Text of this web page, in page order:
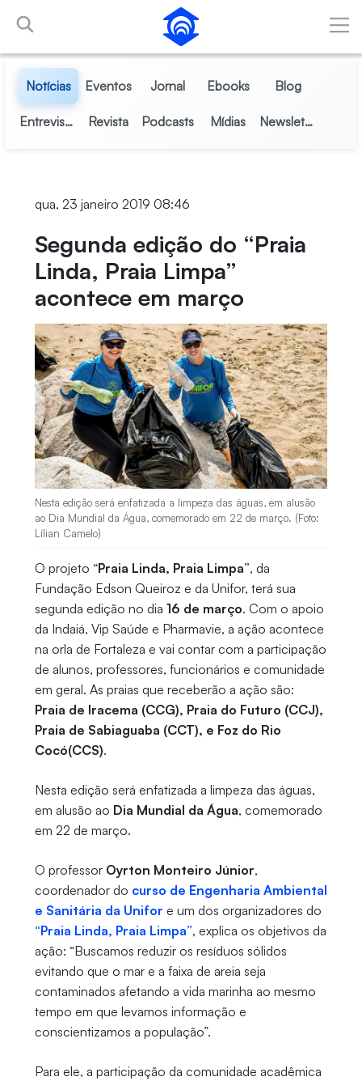
Pular para o Conteúdo principal
Notícias Eventos Jornal Ebooks Blog
Entrevistas Revista Podcasts Mídias Newsletter
qua, 23 janeiro 2019 08:46
Segunda edição do “Praia
Linda, Praia Limpa”
acontece em março
Nesta edição será enfatizada a limpeza das águas, em alusão
ao Dia Mundial da Água, comemorado em 22 de março. (Foto:
Lílian Camelo)
O projeto “Praia Linda, Praia Limpa”, da
Fundação Edson Queiroz e da Unifor, terá sua
segunda edição no dia 16 de março. Com o apoio
da Indaiá, Vip Saúde e Pharmavie, a ação acontece
na orla de Fortaleza e vai contar com a participação
de alunos, professores, funcionários e comunidade
em geral. As praias que receberão a ação são:
Praia de Iracema (CCG), Praia do Futuro (CCJ),
Praia de Sabiaguaba (CCT), e Foz do Rio
Cocó(CCS).
Nesta edição será enfatizada a limpeza das águas,
em alusão ao Dia Mundial da Água, comemorado
em 22 de março.
O professor Oyrton Monteiro Júnior,
coordenador do curso de Engenharia Ambiental
e Sanitária da Unifor e um dos organizadores do
“Praia Linda, Praia Limpa”, explica os objetivos da
ação: “Buscamos reduzir os resíduos sólidos
evitando que o mar e a faixa de areia seja
contaminados afetando a vida marinha ao mesmo
tempo em que levamos informação e
conscientizamos a população”.
Para ele, a participação da comunidade acadêmica